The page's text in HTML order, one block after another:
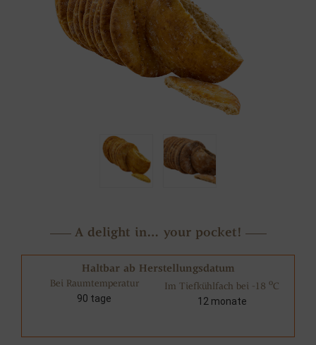
A delight in… your pocket!
Haltbar ab Herstellungsdatum
Bei Raumtemperatur
90 tage
Im Tiefkühlfach bei -18 oC
12 monate